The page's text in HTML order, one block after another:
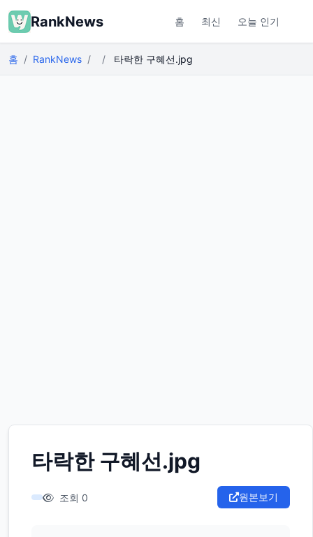
RankNews 홈 최신 오늘 인기
홈 RankNews 타락한 구혜선.jpg
타락한 구혜선.jpg
조회 0 원본보기